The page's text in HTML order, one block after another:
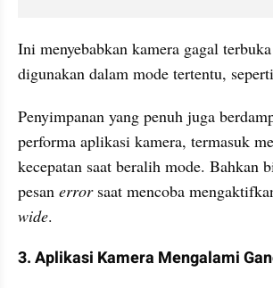
Ini menyebabkan kamera gagal
digunakan dalam mode tertentu, seperti
Penyimpanan yang penuh juga
performa aplikasi kamera, termasuk
kecepatan saat beralih mode. Bahkan
pesan error saat mencoba
wide.
3. Aplikasi Kamera Mengalami